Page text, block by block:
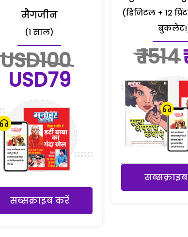
मैगजीन
(1 साल)
USD100
USD79
सब्सक्राइब करें
(डिजिटल + 12
₹ 1514